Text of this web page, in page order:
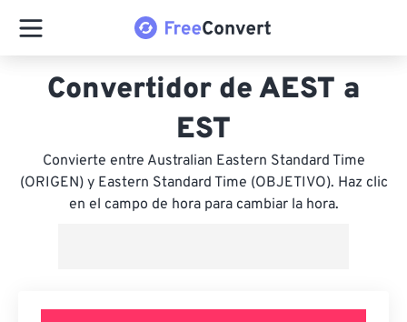
Convertidor de AEST a
EST
Convierte entre Australian Eastern Standard Time
(ORIGEN) y Eastern Standard Time (OBJETIVO). Haz clic
en el campo de hora para cambiar la hora.